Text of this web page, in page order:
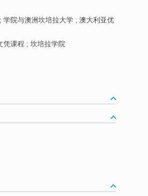
院与澳洲坎培拉大学 ; 澳大利亚优
凭课程 ; 坎培拉学院